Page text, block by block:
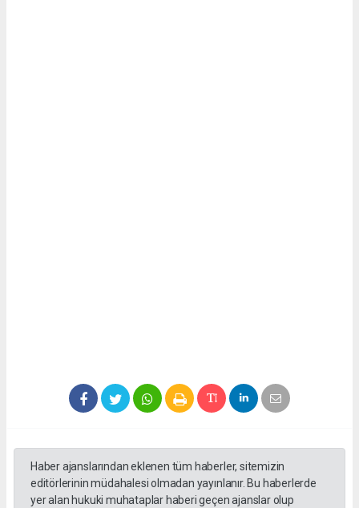
Haber ajanslarından eklenen tüm haberler, sitemizin
editörlerinin müdahalesi olmadan yayınlanır. Bu haberlerde
yer alan hukuki muhataplar haberi geçen ajanslar olup